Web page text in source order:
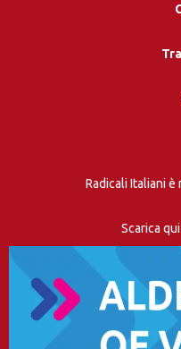
Radicali Italiani è
Scarica